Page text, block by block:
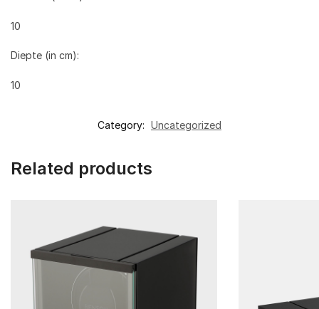
10
Diepte (in cm):
10
Category: Uncategorized
Related products